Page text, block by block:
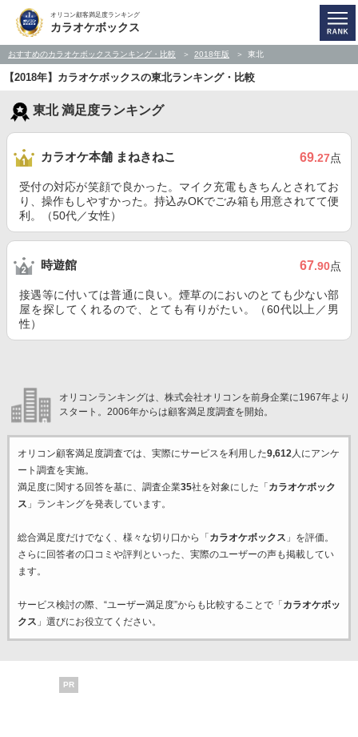
オリコン顧客満足度ランキング
カラオケボックス
おすすめのカラオケボックスランキング・比較 2018年版 東北
【2018年】カラオケボックスの東北ランキング・比較
東北 満足度ランキング
カラオケ本舗 まねきねこ 69.27点
受付の対応が笑顔で良かった。マイク充電もきちんとされてお
り、操作もしやすかった。持込みOKでごみ箱も用意されてて便
利。（50代／女性）
時遊館 67.90点
接遇等に付いては普通に良い。煙草のにおいのとても少ない部
屋を探してくれるので、とても有りがたい。（60代以上／男
性）
オリコンランキングは、株式会社オリコンを前身企業に1967年より
スタート。2006年からは顧客満足度調査を開始。
オリコン顧客満足度調査では、実際にサービスを利用した9,612人にアンケ
ート調査を実施。
満足度に関する回答を基に、調査企業35社を対象にした「 カラオケボック
ス 」ランキングを発表しています。
総合満足度だけでなく、様々な切り口から「 カラオケボックス 」を評価。
さらに回答者の口コミや評判といった、実際のユーザーの声も掲載してい
ます。
サービス検討の際、“ユーザー満足度”からも比較することで「 カラオケボッ
クス 」選びにお役立てください。
PR